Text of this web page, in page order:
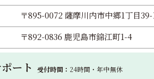
〒895-0072 薩摩川内市中郷1丁目39-
〒892-0836 鹿児島市錦江町1-4
ート 受付時間： 24時間・年中無休